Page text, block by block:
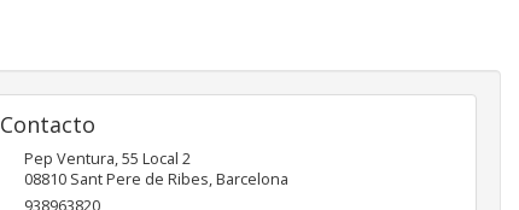
Contacto
Pep Ventura, 55 Local 2
08810 Sant Pere de Ribes,Barcelona
938963820